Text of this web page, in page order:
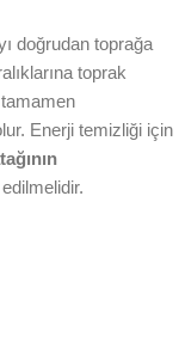
doğrudan toprağa
toprak
tamamen
Enerji temizliği için